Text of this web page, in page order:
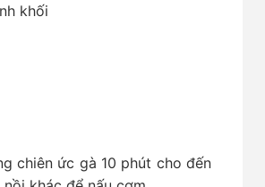
khối
chiên ức gà 10 phút cho đến